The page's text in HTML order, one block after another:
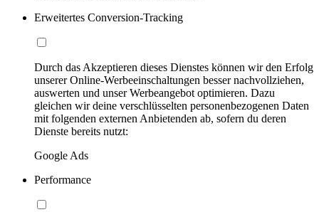
Erweitertes Conversion-Tracking
Durch das Akzeptieren dieses Dienstes können wir den Erfolg
unserer Online-Werbeeinschaltungen besser nachvollziehen,
auswerten und unser Werbeangebot optimieren. Dazu
gleichen wir deine verschlüsselten personenbezogenen Daten
mit folgenden externen Anbietenden ab, sofern du deren
Dienste bereits nutzt:
Google Ads
Performance